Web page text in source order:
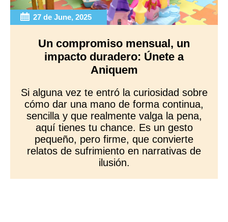
27 de June, 2025
Un compromiso mensual, un
impacto duradero: Únete a
Aniquem
Si alguna vez te entró la curiosidad sobre
cómo dar una mano de forma continua,
sencilla y que realmente valga la pena,
aquí tienes tu chance. Es un gesto
pequeño, pero firme, que convierte
relatos de sufrimiento en narrativas de
ilusión.